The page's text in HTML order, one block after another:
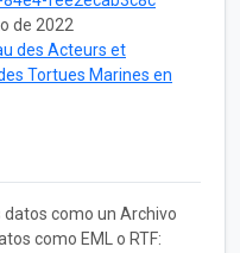
de 2022
des Acteurs et
Tortues Marines en
datos como un Archivo
como EML o RTF: